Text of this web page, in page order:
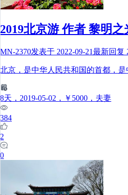
2019北京游 作者 黎明之
MN-2370发表于 2022-09-21最新回复
北京，是中华人民共和国的首都，
8天 ，2019-05-02 ，￥5000 ，夫妻
384
2
0